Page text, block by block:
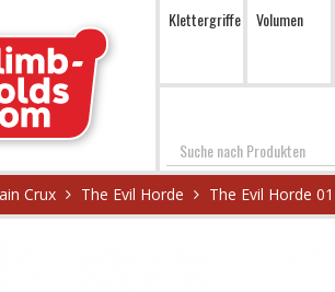
Klettergriffe Volumen
Suchen
Crux The Evil Horde The Evil Horde 01